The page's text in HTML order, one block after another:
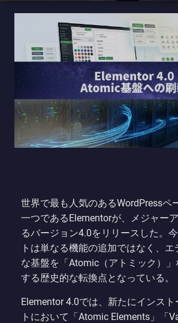
世界で最も人気のあるWordPressペ
一つであるElementorが、メジャー
るバージョン4.0をリリースした。
トは単なる機能の追加ではなく、
な基盤を「Atomic（アトミック）
する歴史的な転換点となっている。
Elementor 4.0では、新たにインスト
トにおいて「Atomic Elements」「